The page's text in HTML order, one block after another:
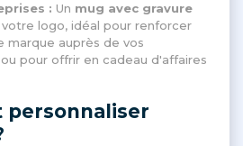
: Un mug avec gravure
logo, idéal pour renforcer
marque auprès de vos
pour offrir en cadeau d'affaires
personnaliser